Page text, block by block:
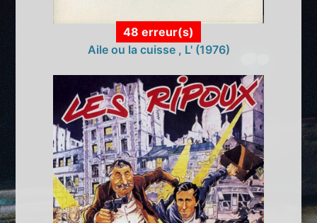
48 erreur(s)
Aile ou la cuisse , L' (1976)